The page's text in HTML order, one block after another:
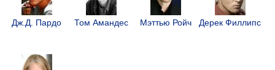
Дж.Д. Пардо Том Амандес Мэттью Ройч Дерек Филлипс